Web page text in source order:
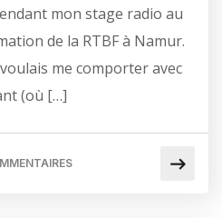
mon stage radio au
de la RTBF à Namur.
me comporter avec
(où […]